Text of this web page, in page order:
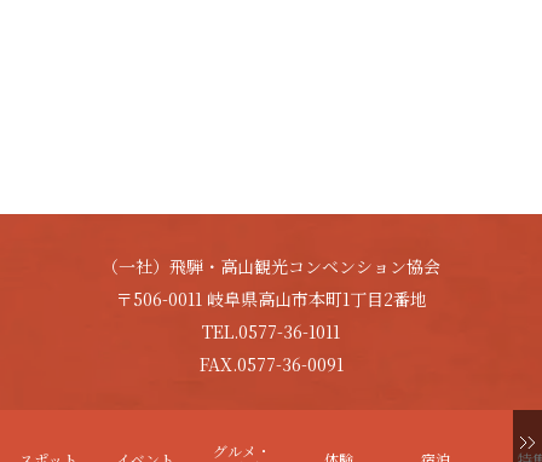
（一社）飛騨・高山観光コンベンション協会
〒506-0011 岐阜県高山市本町1丁目2番地
TEL.0577-36-1011
FAX.0577-36-0091
グルメ・